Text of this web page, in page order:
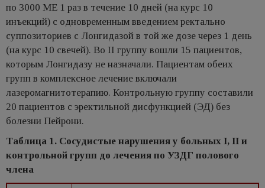
по 3000 МЕ 1 раз в течение 10 дней (на курс 10
инъекций) с одновременным введением ректально
суппозиториев с Лонгидазой в той же дозе через 1 день
(на курс 10 свечей). Во II группу вошли 15 пациентов,
которым Лонгидазу не назначали. Пациентам обеих
групп в комплексное лечение включали
лазеромагнитотерапию. Контрольную группу составили
20 пациентов с эректильной дисфункцией (ЭД) без
болезни Пейрони.
Таблица 1. Сосудистые нарушения у больных I, II и
контрольной групп до лечения по УЗДГ полового
члена